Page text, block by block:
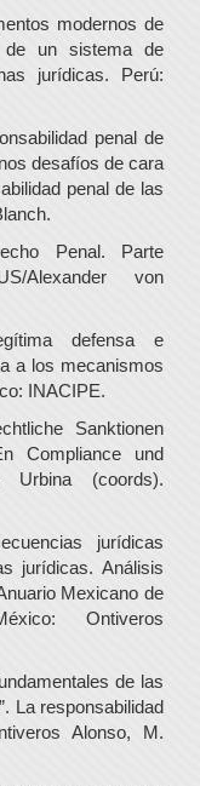
modernos de
de un sistema de
jurídicas. Perú:
penal de
desafíos de cara
penal de las
Penal. Parte
Alexander von
defensa e
a los mecanismos
INACIPE.
Sanktionen
Compliance und
Urbina (coords).
jurídicas
jurídicas. Análisis
Mexicano de
Ontiveros
de las
La responsabilidad
Alonso, M.